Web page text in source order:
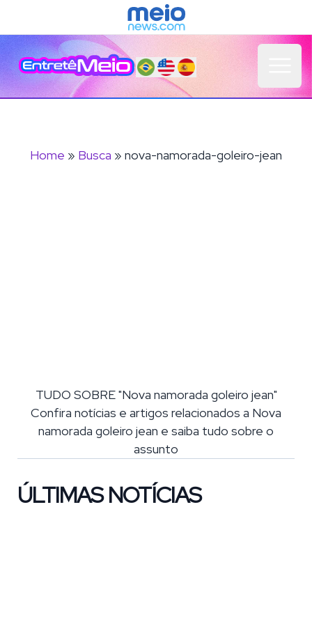
Home » Busca » nova-namorada-goleiro-jean
TUDO SOBRE "Nova namorada goleiro jean"
Confira notícias e artigos relacionados a Nova
namorada goleiro jean e saiba tudo sobre o
assunto
ÚLTIMAS NOTÍCIAS